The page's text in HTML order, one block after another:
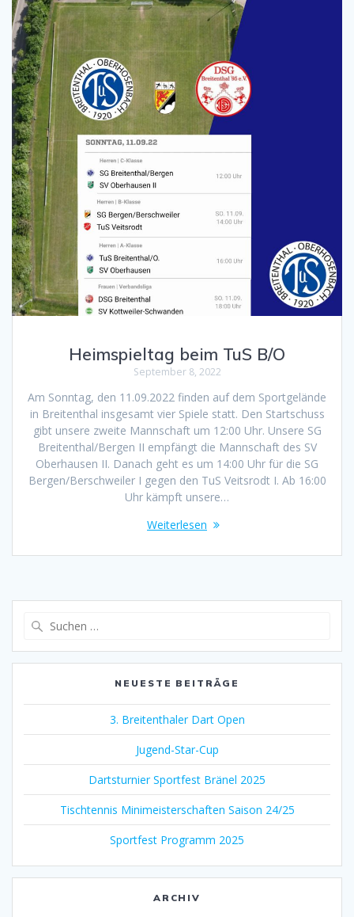
Heimspieltag beim TuS B/O
September 8, 2022
Am Sonntag, den 11.09.2022 finden auf dem Sportgelände
in Breitenthal insgesamt vier Spiele statt. Den Startschuss
gibt unsere zweite Mannschaft um 12:00 Uhr. Unsere SG
Breitenthal/Bergen II empfängt die Mannschaft des SV
Oberhausen II. Danach geht es um 14:00 Uhr für die SG
Bergen/Berschweiler I gegen den TuS Veitsrodt I. Ab 16:00
Uhr kämpft unsere…
Weiterlesen
NEUESTE BEITRÄGE
3. Breitenthaler Dart Open
Jugend-Star-Cup
Dartsturnier Sportfest Bränel 2025
Tischtennis Minimeisterschaften Saison 24/25
Sportfest Programm 2025
ARCHIV